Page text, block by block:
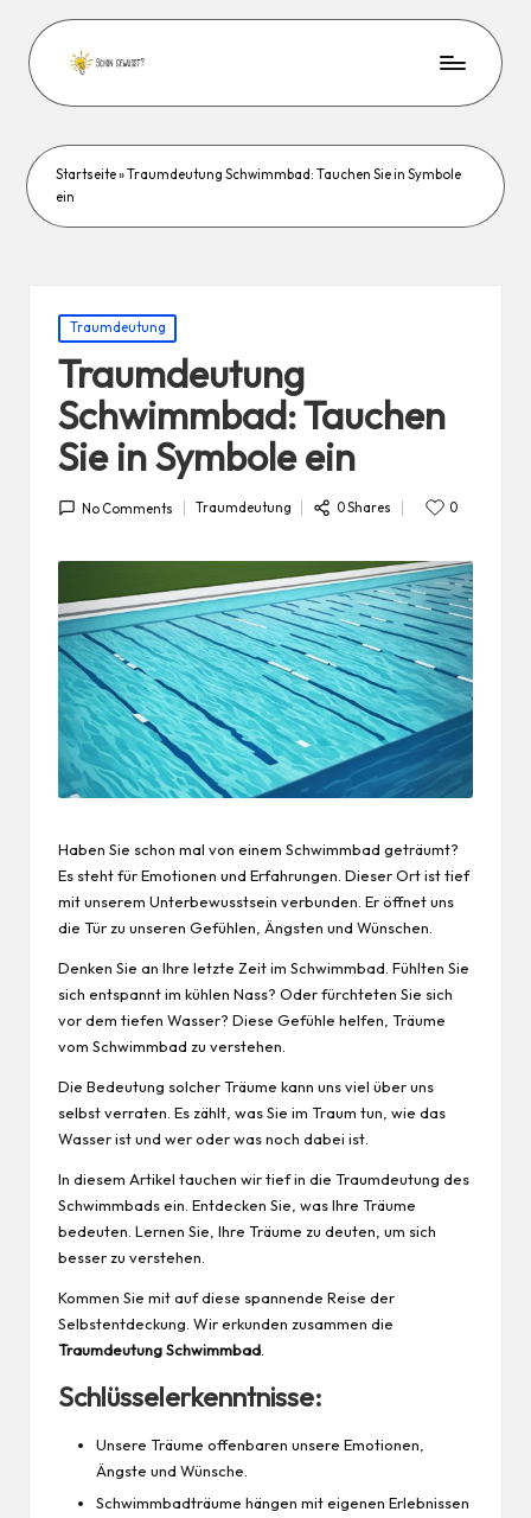
Startseite»Traumdeutung Schwimmbad: Tauchen Sie in Symbole
ein
Posted
in
Traumdeutung
Traumdeutung
Schwimmbad: Tauchen
Sie in Symbole ein
No Comments
Posted
Traumdeutung 0 Shares 0
Haben Sie schon mal von einem Schwimmbad geträumt?
Es steht für Emotionen und Erfahrungen. Dieser Ort ist tief
mit unserem Unterbewusstsein verbunden. Er öffnet uns
die Tür zu unseren Gefühlen, Ängsten und Wünschen.
Denken Sie an Ihre letzte Zeit im Schwimmbad. Fühlten Sie
sich entspannt im kühlen Nass? Oder fürchteten Sie sich
vor dem tiefen Wasser? Diese Gefühle helfen, Träume
vom Schwimmbad zu verstehen.
Die Bedeutung solcher Träume kann uns viel über uns
selbst verraten. Es zählt, was Sie im Traum tun, wie das
Wasser ist und wer oder was noch dabei ist.
In diesem Artikel tauchen wir tief in die Traumdeutung des
Schwimmbads ein. Entdecken Sie, was Ihre Träume
bedeuten. Lernen Sie, Ihre Träume zu deuten, um sich
besser zu verstehen.
Kommen Sie mit auf diese spannende Reise der
Selbstentdeckung. Wir erkunden zusammen die
Traumdeutung Schwimmbad.
Schlüsselerkenntnisse:
Unsere Träume offenbaren unsere Emotionen,
Ängste und Wünsche.
Schwimmbadträume hängen mit eigenen Erlebnissen